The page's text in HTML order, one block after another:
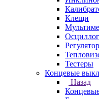
Клещи
Тестеры
Концевые
Назад